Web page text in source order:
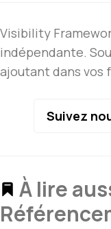
Visibility
indépendante.
ajoutant dans vos
Suivez
À lire